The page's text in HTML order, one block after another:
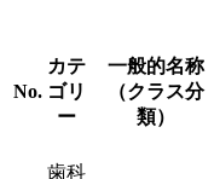
No.
カテ
ゴリ
ー
一般的名称
（クラス分
類）
歯科